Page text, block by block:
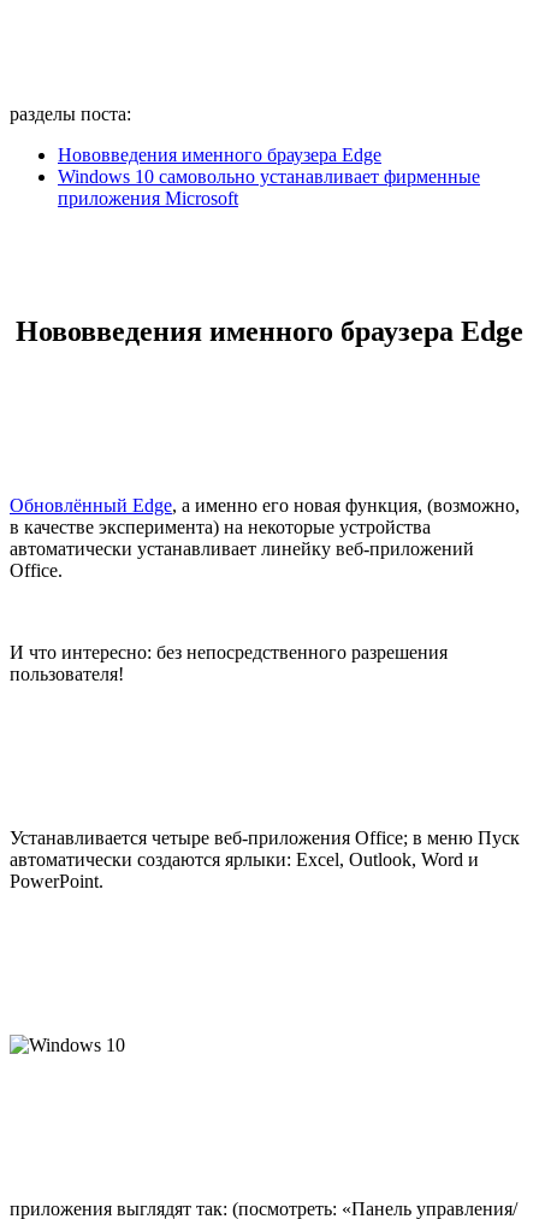
разделы поста:
Нововведения именного браузера Edge
Windows 10 самовольно устанавливает фирменные
приложения Microsoft
Нововведения именного браузера Edge
Обновлённый Edge, а именно его новая функция, (возможно,
в качестве эксперимента) на некоторые устройства
автоматически устанавливает линейку веб-приложений
Office.
И что интересно: без непосредственного разрешения
пользователя!
Устанавливается четыре веб-приложения Office; в меню Пуск
автоматически создаются ярлыки: Excel, Outlook, Word и
PowerPoint.
приложения выглядят так: (посмотреть: «Панель управления/